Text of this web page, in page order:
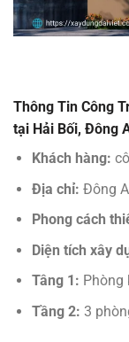
Thông Tin Công
tại Hải Bối, Đông
Khách hàng:
Địa chỉ: Đông
Phong cách
Diện tích xây
Tâng 1: Phòng
Tầng 2: 3